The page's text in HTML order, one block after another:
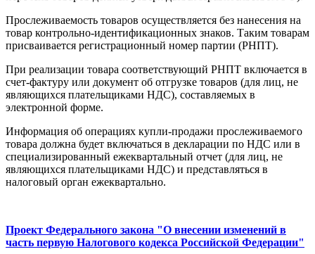
Прослеживаемость товаров осуществляется без нанесения на
товар контрольно-идентификационных знаков. Таким товарам
присваивается регистрационный номер партии (РНПТ).
При реализации товара соответствующий РНПТ включается в
счет-фактуру или документ об отгрузке товаров (для лиц, не
являющихся плательщиками НДС), составляемых в
электронной форме.
Информация об операциях купли-продажи прослеживаемого
товара должна будет включаться в декларации по НДС или в
специализированный ежеквартальный отчет (для лиц, не
являющихся плательщиками НДС) и представляться в
налоговый орган ежеквартально.
Проект Федерального закона "О внесении изменений в
часть первую Налогового кодекса Российской Федерации"